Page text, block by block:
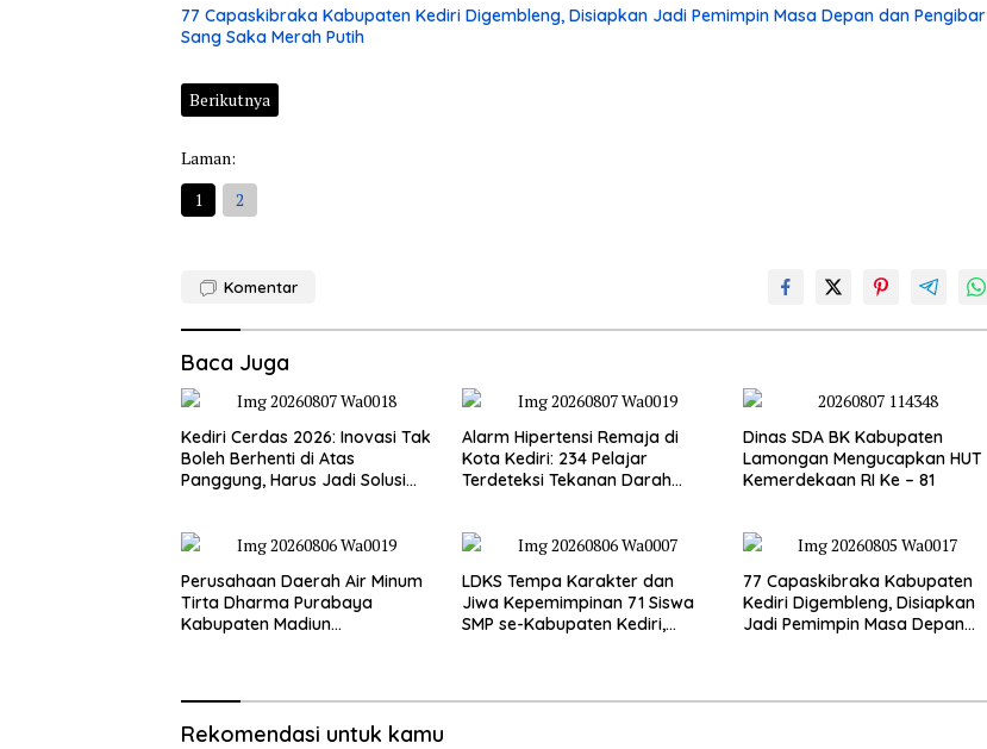
77 Capaskibraka Kabupaten Kediri Digembleng, Disiapkan Jadi Pemimpin Masa Depan dan Pengibar
Sang Saka Merah Putih
Berikutnya
Laman:
1
2
Komentar
Baca Juga
Kediri Cerdas 2026: Inovasi Tak
Boleh Berhenti di Atas
Panggung, Harus Jadi Solusi
Alarm Hipertensi Remaja di
Kota Kediri: 234 Pelajar
Terdeteksi Tekanan Darah
Dinas SDA BK Kabupaten
Lamongan Mengucapkan HUT
Kemerdekaan RI Ke – 81
Perusahaan Daerah Air Minum
Tirta Dharma Purabaya
Kabupaten Madiun
LDKS Tempa Karakter dan
Jiwa Kepemimpinan 71 Siswa
SMP se-Kabupaten Kediri,
77 Capaskibraka Kabupaten
Kediri Digembleng, Disiapkan
Jadi Pemimpin Masa Depan
Rekomendasi untuk kamu